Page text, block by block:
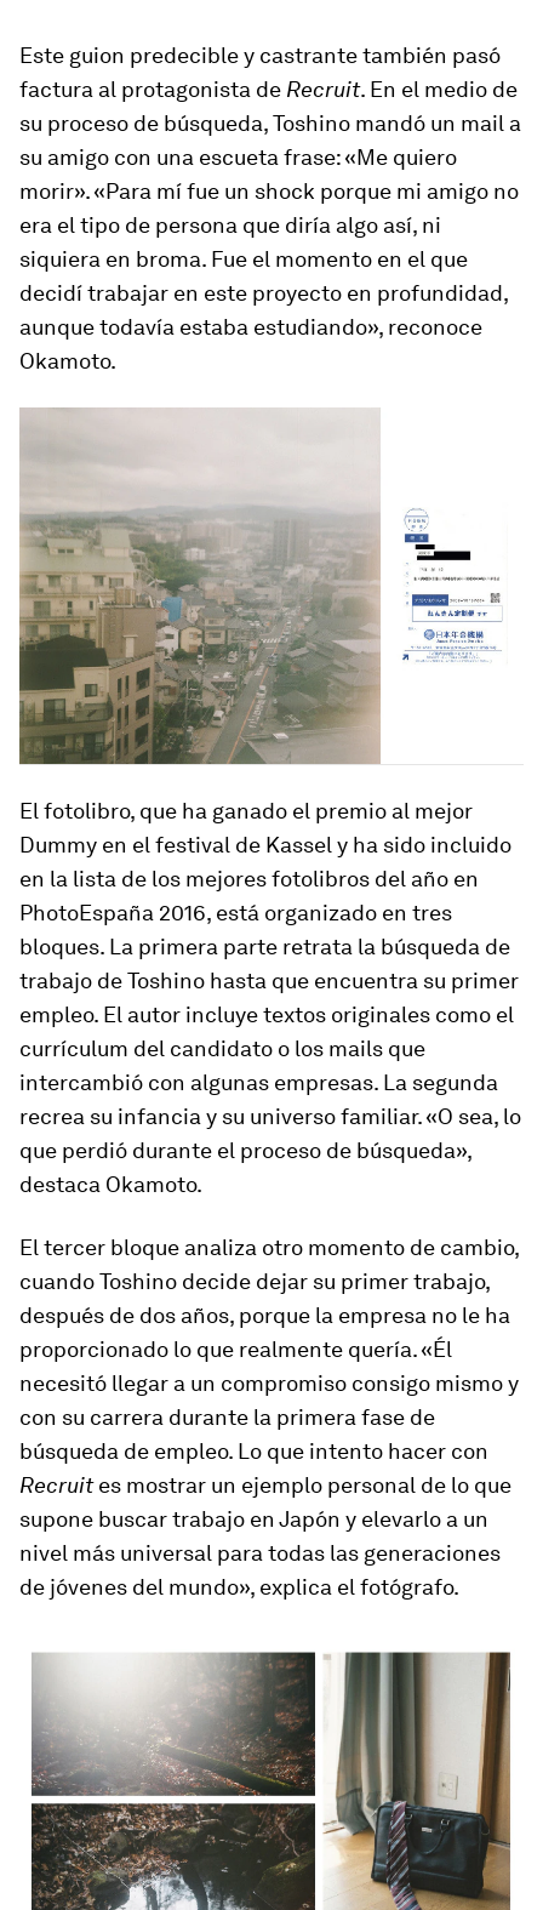
Este guion predecible y castrante también pasó
factura al protagonista de Recruit. En el medio de
su proceso de búsqueda, Toshino mandó un mail a
su amigo con una escueta frase: «Me quiero
morir». «Para mí fue un shock porque mi amigo no
era el tipo de persona que diría algo así, ni
siquiera en broma. Fue el momento en el que
decidí trabajar en este proyecto en profundidad,
aunque todavía estaba estudiando», reconoce
Okamoto.
El fotolibro, que ha ganado el premio al mejor
Dummy en el festival de Kassel y ha sido incluido
en la lista de los mejores fotolibros del año en
PhotoEspaña 2016, está organizado en tres
bloques. La primera parte retrata la búsqueda de
trabajo de Toshino hasta que encuentra su primer
empleo. El autor incluye textos originales como el
currículum del candidato o los mails que
intercambió con algunas empresas. La segunda
recrea su infancia y su universo familiar. «O sea, lo
que perdió durante el proceso de búsqueda»,
destaca Okamoto.
El tercer bloque analiza otro momento de cambio,
cuando Toshino decide dejar su primer trabajo,
después de dos años, porque la empresa no le ha
proporcionado lo que realmente quería. «Él
necesitó llegar a un compromiso consigo mismo y
con su carrera durante la primera fase de
búsqueda de empleo. Lo que intento hacer con
Recruites mostrar un ejemplo personal de lo que
supone buscar trabajo en Japón y elevarlo a un
nivel más universal para todas las generaciones
de jóvenes del mundo», explica el fotógrafo.